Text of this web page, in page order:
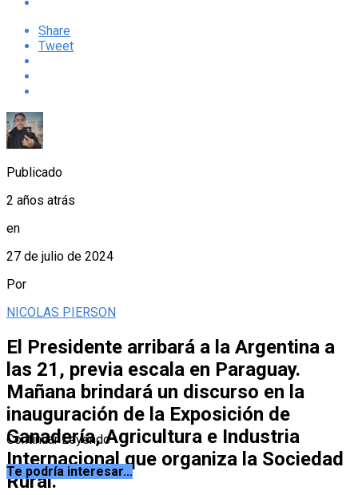
Share
Tweet
Publicado
2 años atrás
en
27 de julio de 2024
Por
NICOLAS PIERSON
El Presidente arribará a la Argentina a
las 21, previa escala en Paraguay.
Mañana brindará un discurso en la
inauguración de la Exposición de
Ganadería, Agricultura e Industria
Internacional que organiza la Sociedad
Rural.
Continuar Leyendo
Te podría interesar...